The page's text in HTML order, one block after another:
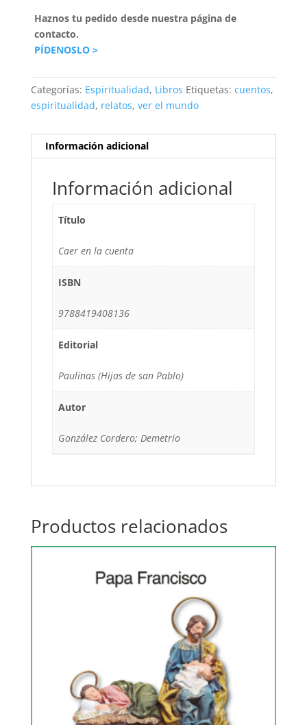
Haznos tu pedido desde nuestra página de
contacto.
PÍDENOSLO >
Categorías: Espiritualidad, Libros Etiquetas: cuentos,
espiritualidad, relatos, ver el mundo
Información adicional
Información adicional
Título
Caer en la cuenta
ISBN
9788419408136
Editorial
Paulinas (Hijas de san Pablo)
Autor
González Cordero; Demetrio
Productos relacionados